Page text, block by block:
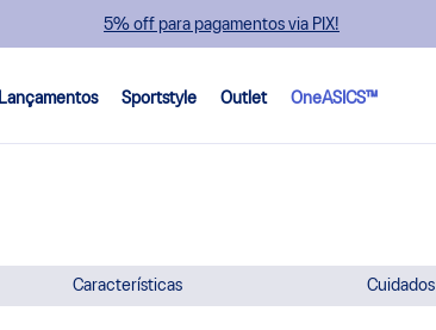
5% off para pagamentos via PIX!
Lançamentos Sportstyle Outlet OneASICS™
Características Cuidados